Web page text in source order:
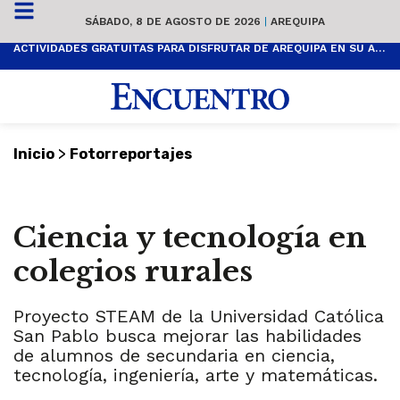
SÁBADO, 8 DE AGOSTO DE 2026 | AREQUIPA
ACTIVIDADES GRATUITAS PARA DISFRUTAR DE AREQUIPA EN SU ANIVERSARIO
Inicio > Fotorreportajes
Ciencia y tecnología en
colegios rurales
Proyecto STEAM de la Universidad Católica
San Pablo busca mejorar las habilidades
de alumnos de secundaria en ciencia,
tecnología, ingeniería, arte y matemáticas.